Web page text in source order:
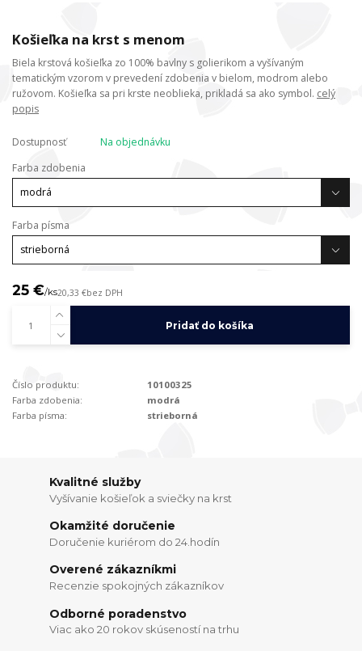
Košieľka na krst s menom
Biela krstová košieľka zo 100% bavlny s golierikom a vyšívaným
tematickým vzorom v prevedení zdobenia v bielom, modrom alebo
ružovom. Košieľka sa pri krste neoblieka, prikladá sa ako symbol. celý
popis
Dostupnosť
Na objednávku
Farba zdobenia
Farba písma
25 €/ks20,33 €bez DPH
Pridať do košíka
Číslo produktu:
10100325
Farba zdobenia:
modrá
Farba písma:
strieborná
Kvalitné služby
Vyšívanie košieľok a sviečky na krst
Okamžité doručenie
Doručenie kuriérom do 24.hodín
Overené zákazníkmi
Recenzie spokojných zákazníkov
Odborné poradenstvo
Viac ako 20 rokov skúseností na trhu